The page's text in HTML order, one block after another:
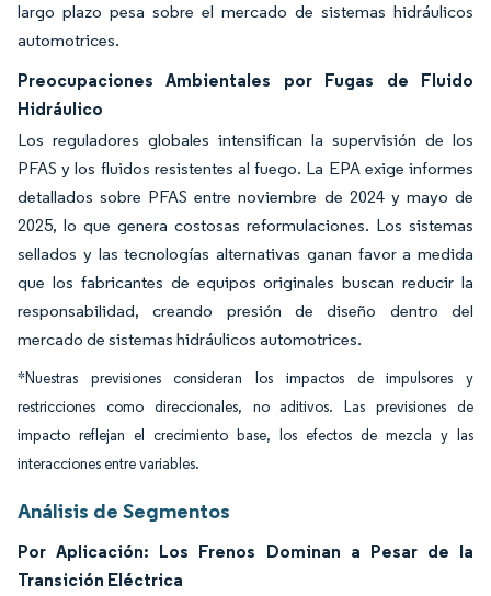
largo plazo pesa sobre el mercado de sistemas hidráulicos
automotrices.
Preocupaciones Ambientales por Fugas de Fluido
Hidráulico
Los reguladores globales intensifican la supervisión de los
PFAS y los fluidos resistentes al fuego. La EPA exige informes
detallados sobre PFAS entre noviembre de 2024 y mayo de
2025, lo que genera costosas reformulaciones. Los sistemas
sellados y las tecnologías alternativas ganan favor a medida
que los fabricantes de equipos originales buscan reducir la
responsabilidad, creando presión de diseño dentro del
mercado de sistemas hidráulicos automotrices.
*Nuestras previsiones consideran los impactos de impulsores y
restricciones como direccionales, no aditivos. Las previsiones de
impacto reflejan el crecimiento base, los efectos de mezcla y las
interacciones entre variables.
Análisis de Segmentos
Por Aplicación: Los Frenos Dominan a Pesar de la
Transición Eléctrica